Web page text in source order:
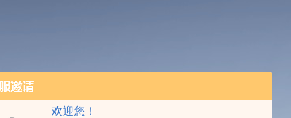
欢迎您！